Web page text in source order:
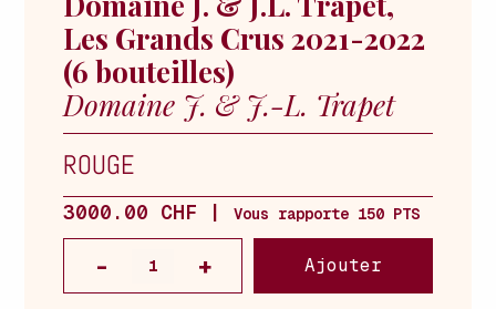
Les Grands Crus 2021-2022
(6 bouteilles)
Domaine J. & J.-L. Trapet
ROUGE
3000.00 CHF | Vous rapporte 150 PTS
Ajouter